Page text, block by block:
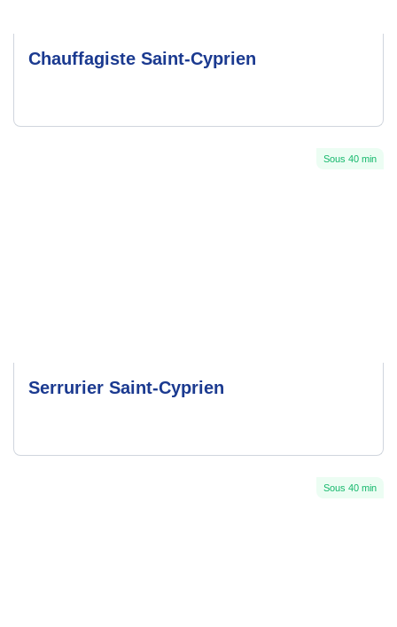
Chauffagiste Saint-Cyprien
Sous 40 min
Serrurier Saint-Cyprien
Sous 40 min